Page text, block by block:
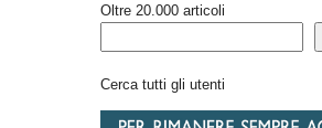
Oltre 20.000 articoli
Cerca tutti gli utenti